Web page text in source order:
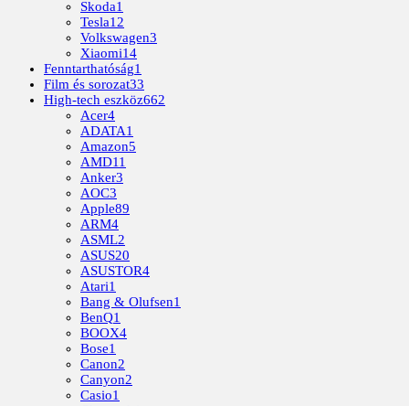
Skoda1
Tesla12
Volkswagen3
Xiaomi14
Fenntarthatóság1
Film és sorozat33
High-tech eszköz662
Acer4
ADATA1
Amazon5
AMD11
Anker3
AOC3
Apple89
ARM4
ASML2
ASUS20
ASUSTOR4
Atari1
Bang & Olufsen1
BenQ1
BOOX4
Bose1
Canon2
Canyon2
Casio1